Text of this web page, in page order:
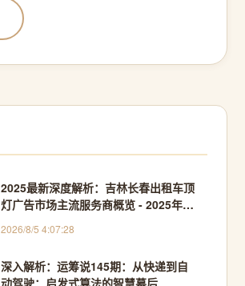
2025最新深度解析：吉林长春出租车顶
灯广告市场主流服务商概览 - 2025年11
2026/8/5 4:07:28
深入解析：运筹说145期：从快递到自
动驾驶：启发式算法的智慧幕后